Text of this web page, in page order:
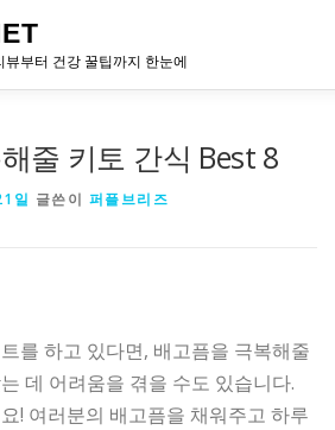
부터 건강 꿀팁까지 한눈에
줄 키토 간식 Best 8
일 글쓴이 퍼플브리즈
를 하고 있다면, 배고픔을 극복해줄
데 어려움을 겪을 수도 있습니다.
! 여러분의 배고픔을 채워주고 하루